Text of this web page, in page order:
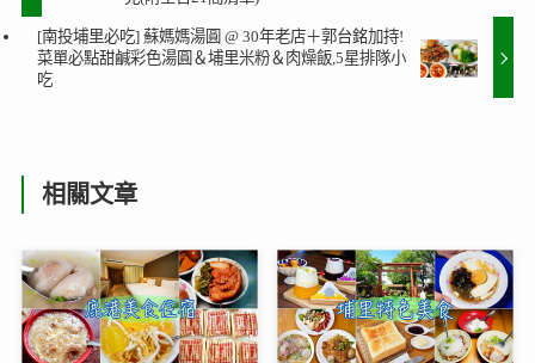
[南投埔里必吃] 蘇媽媽湯圓 @ 30年老店＋郭台銘加持!
菜單必點甜鹹彩色湯圓＆埔里米粉＆肉燥飯,5星排隊小
吃
相關文章